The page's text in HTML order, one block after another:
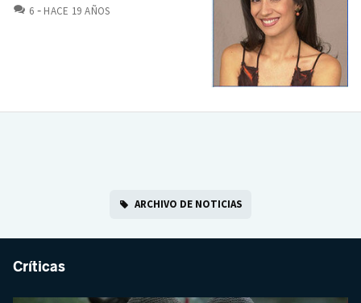
6 COMENTARIOS
HACE 19 AÑOS
ARCHIVO DE NOTICIAS
Críticas